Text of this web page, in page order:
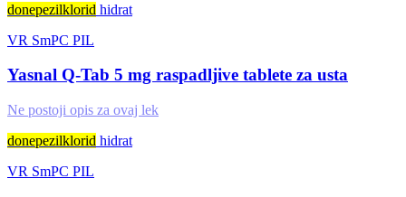
donepezilklorid hidrat
VR SmPC PIL
Yasnal Q-Tab 5 mg raspadljive tablete za usta
Ne postoji opis za ovaj lek
donepezilklorid hidrat
VR SmPC PIL